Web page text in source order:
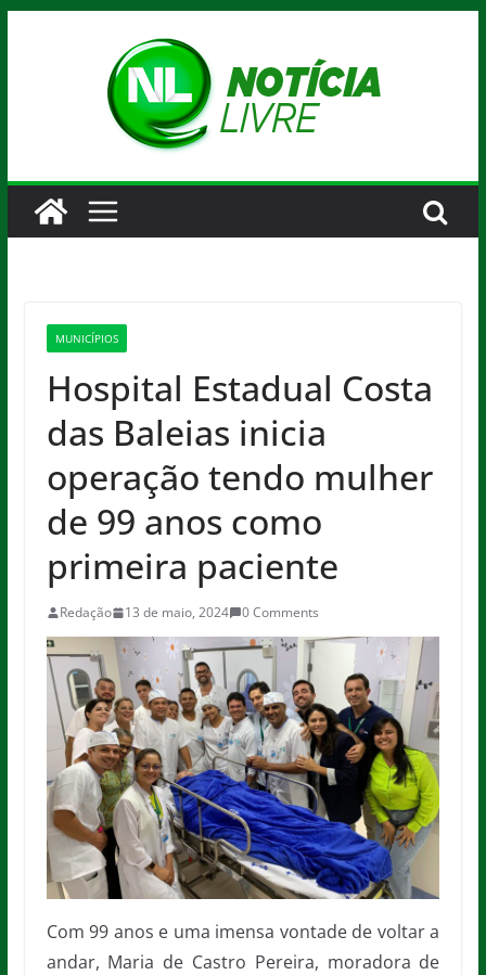
MUNICÍPIOS
Hospital Estadual Costa
das Baleias inicia
operação tendo mulher
de 99 anos como
primeira paciente
Redação 13 de maio, 2024 0 Comments
Com 99 anos e uma imensa vontade de voltar a
andar, Maria de Castro Pereira, moradora de